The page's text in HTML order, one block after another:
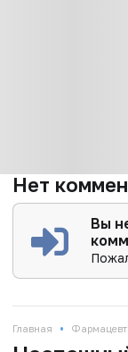
Нет
Вы
Главная •